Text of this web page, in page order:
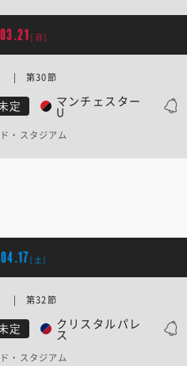
[日]
定 マンチェスター
U
| 第30節
・スタジアム
[土]
定 クリスタルパレ
ス
| 第32節
・スタジアム